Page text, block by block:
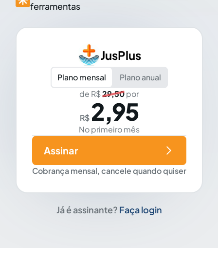
ferramentas
JusPlus
Plano mensal
Plano anual
de R$29,50por
R$ 2,95
No primeiro mês
Cobrança mensal, cancele quando quiser
Assinar
Já é assinante? Faça login